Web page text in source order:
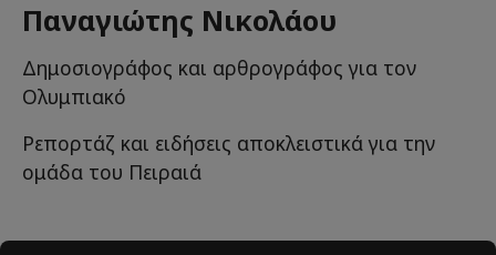
Παναγιώτης Νικολάου
Δημοσιογράφος και αρθρογράφος για τον
Ολυμπιακό
Ρεπορτάζ και ειδήσεις αποκλειστικά για την
ομάδα του Πειραιά